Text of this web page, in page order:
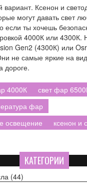
вариант. Ксенон и
могут давать свет
если ты хочешь
4000К или 4300К.
Gen2 (4300К) или
не самые яркие на
дороге.
4000К
свет фар
фар
освещение
ксенон и
КАТЕГОРИИ
(44)